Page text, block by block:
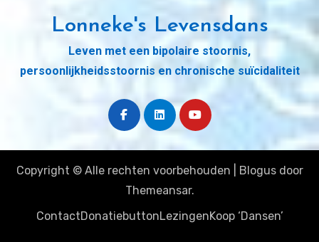
Lonneke's Levensdans
Leven met een bipolaire stoornis,
persoonlijkheidsstoornis en chronische suïcidaliteit
Copyright © Alle rechten voorbehouden Blogusdoor
Themeansar.
ContactDonatiebuttonLezingenKoop ‘Dansen’